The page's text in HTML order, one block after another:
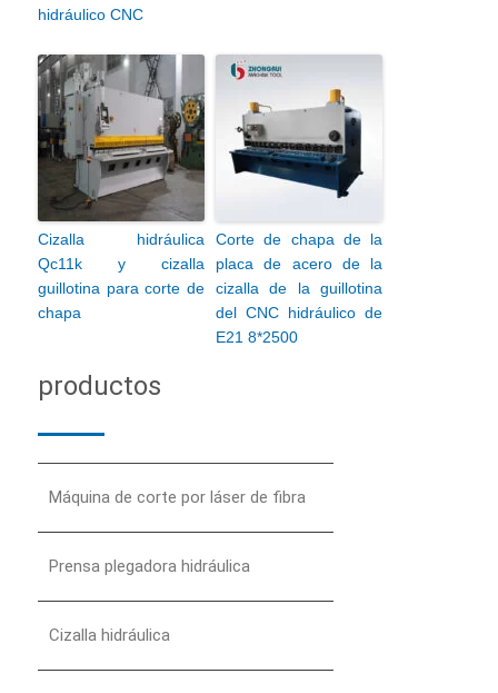
hidráulico CNC
Cizalla hidráulica
Qc11k y cizalla
guillotina para corte de
chapa
Corte de chapa de la
placa de acero de la
cizalla de la guillotina
del CNC hidráulico de
E21 8*2500
productos
Máquina de corte por láser de fibra
Prensa plegadora hidráulica
Cizalla hidráulica